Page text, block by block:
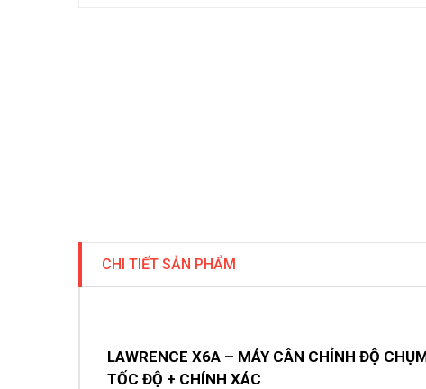
CHI TIẾT SẢN PHẨM
LAWRENCE X6A – MÁY CÂN CHỈNH ĐỘ
TỐC ĐỘ + CHÍNH XÁC